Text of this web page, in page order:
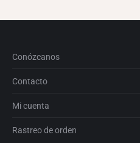
Conózcanos
Contacto
Mi cuenta
Rastreo de orden